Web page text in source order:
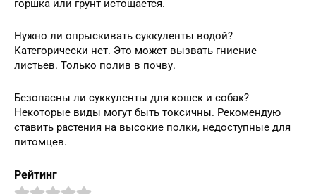
горшка или грунт истощается.
Нужно ли опрыскивать суккуленты водой?
Категорически нет. Это может вызвать гниение
листьев. Только полив в почву.
Безопасны ли суккуленты для кошек и собак?
Некоторые виды могут быть токсичны. Рекомендую
ставить растения на высокие полки, недоступные для
питомцев.
Рейтинг